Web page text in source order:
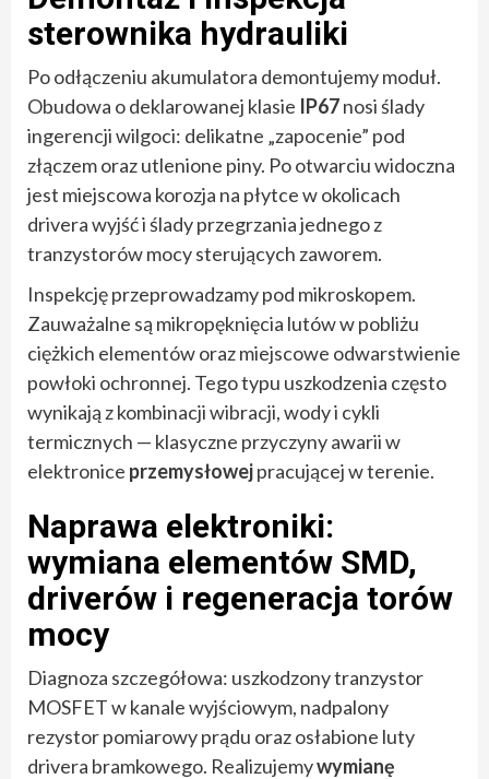
sterownika hydrauliki
Po odłączeniu akumulatora demontujemy moduł.
Obudowa o deklarowanej klasie IP67nosi ślady
ingerencji wilgoci: delikatne „zapocenie” pod
złączem oraz utlenione piny. Po otwarciu widoczna
jest miejscowa korozja na płytce w okolicach
drivera wyjść i ślady przegrzania jednego z
tranzystorów mocy sterujących zaworem.
Inspekcję przeprowadzamy pod mikroskopem.
Zauważalne są mikropęknięcia lutów w pobliżu
ciężkich elementów oraz miejscowe odwarstwienie
powłoki ochronnej. Tego typu uszkodzenia często
wynikają z kombinacji wibracji, wody i cykli
termicznych — klasyczne przyczyny awarii w
elektronice przemysłowejpracującej w terenie.
Naprawa elektroniki:
wymiana elementów SMD,
driverów i regeneracja torów
mocy
Diagnoza szczegółowa: uszkodzony tranzystor
MOSFET w kanale wyjściowym, nadpalony
rezystor pomiarowy prądu oraz osłabione luty
drivera bramkowego. Realizujemywymianę